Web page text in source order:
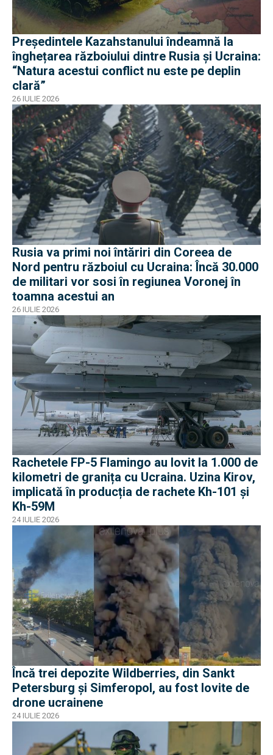
Președintele Kazahstanului îndeamnă la
înghețarea războiului dintre Rusia și Ucraina:
“Natura acestui conflict nu este pe deplin
clară”
26 IULIE 2026
Rusia va primi noi întăriri din Coreea de
Nord pentru războiul cu Ucraina: Încă 30.000
de militari vor sosi în regiunea Voronej în
toamna acestui an
26 IULIE 2026
Rachetele FP-5 Flamingo au lovit la 1.000 de
kilometri de granița cu Ucraina. Uzina Kirov,
implicată în producția de rachete Kh-101 și
Kh-59M
24 IULIE 2026
Încă trei depozite Wildberries, din Sankt
Petersburg și Simferopol, au fost lovite de
drone ucrainene
24 IULIE 2026